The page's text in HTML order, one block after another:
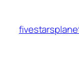
content